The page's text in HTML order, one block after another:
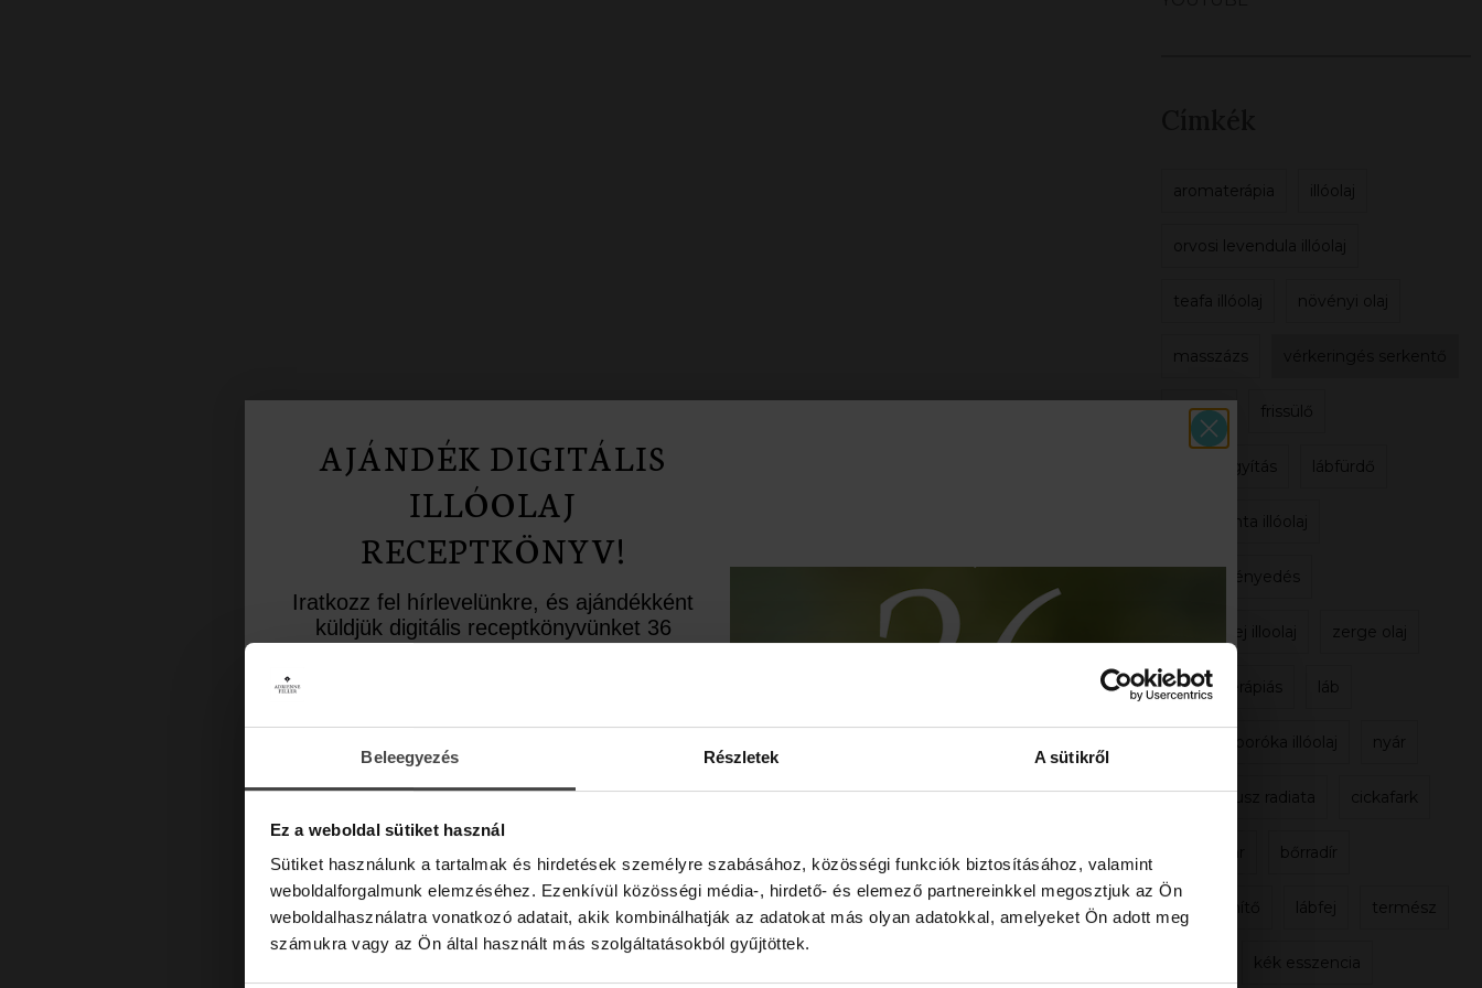
Beleegyezés Részletek A sütikről
Ez a weboldal sütiket használ
Sütiket használunk a tartalmak és hirdetések személyre szabásához, közösségi funkciók biztosításához, valamint
weboldalforgalmunk elemzéséhez. Ezenkívül közösségi média-, hirdető- és elemező partnereinkkel megosztjuk az Ön
weboldalhasználatra vonatkozó adatait, akik kombinálhatják az adatokat más olyan adatokkal, amelyeket Ön adott meg
számukra vagy az Ön által használt más szolgáltatásokból gyűjtöttek.
aromaterápia illóolaj
orvosi levendula illóolaj
teafa illóolaj növényi olaj
masszázs
visszér frissülő
sebgyógyítás lábfürdő
borsmenta illóolaj
bőrkeményedés
citromhej illoolaj zerge olaj
aromaterápiás láb
virginiai boróka illóolaj nyár
eukaliptusz radiata cickafark
bőrradír
lábfej termész
kék esszencia
AJÁNDÉK DIGITÁLIS
ILLÓOLAJ
RECEPTKÖNYV!
Iratkozz fel hírlevelünkre, és ajándékként
küldjük digitális receptkönyvünket 36
10%-os kedvezménykupont is rejtettünk
a levélbe.
Marketing hozzájárulás